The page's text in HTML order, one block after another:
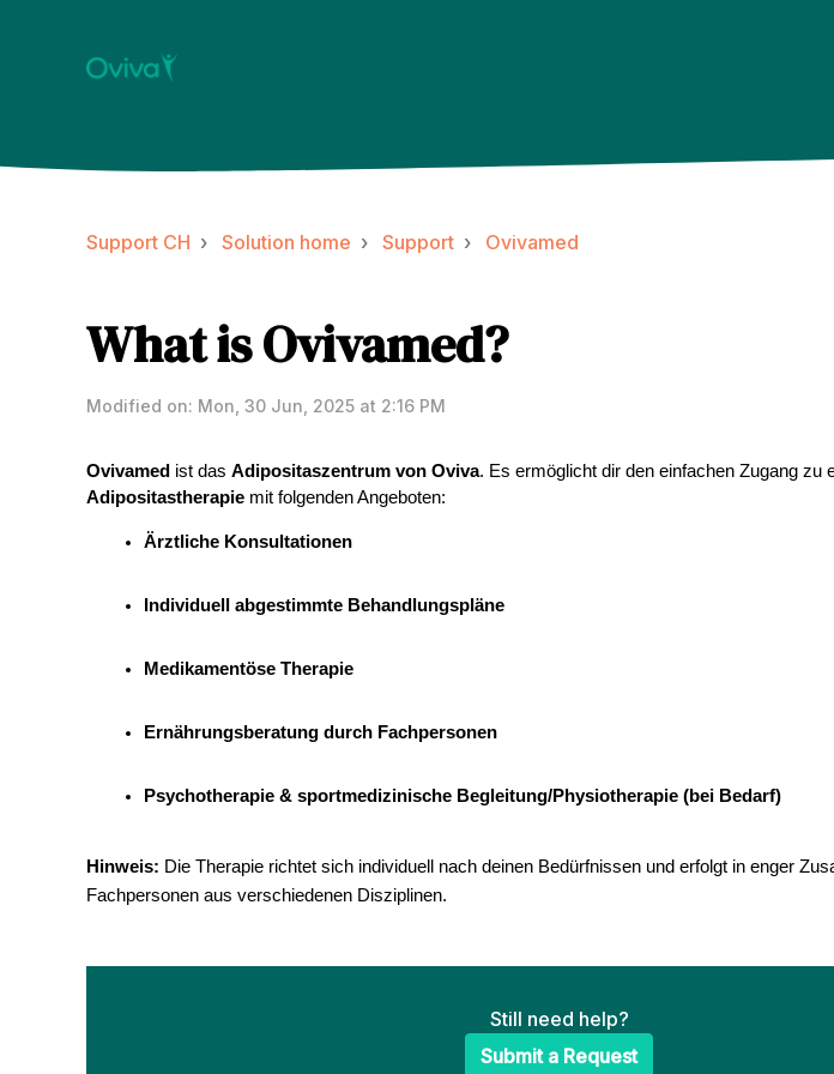
Support CH Solution home Support Ovivamed
What is Ovivamed?
Modified on: Mon, 30 Jun, 2025 at 2:16 PM
Ovivamed ist das Adipositaszentrum von Oviva. Es ermöglicht dir den einfachen Zugang zu
Adipositastherapie mit folgenden Angeboten:
Ärztliche Konsultationen
Individuell abgestimmte Behandlungspläne
Medikamentöse Therapie
Ernährungsberatung durch Fachpersonen
Psychotherapie & sportmedizinische Begleitung/Physiotherapie (bei Bedarf)
Hinweis: Die Therapie richtet sich individuell nach deinen Bedürfnissen und erfolgt in enger
Fachpersonen aus verschiedenen Disziplinen.
Still need help?
Submit a Request